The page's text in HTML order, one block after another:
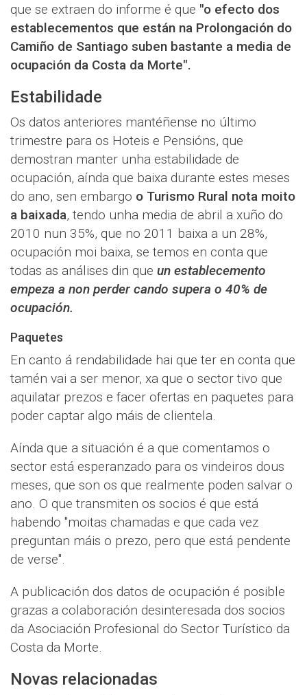
que se extraen do informe é que "o efecto dos
establecementos que están na Prolongación do
Camiño de Santiago suben bastante a media de
ocupación da Costa da Morte".
Estabilidade
Os datos anteriores mantéñense no último
trimestre para os Hoteis e Pensións, que
demostran manter unha estabilidade de
ocupación, aínda que baixa durante estes meses
do ano, sen embargo o Turismo Rural nota moito
a baixada, tendo unha media de abril a xuño do
2010 nun 35%, que no 2011 baixa a un 28%,
ocupación moi baixa, se temos en conta que
todas as análises din que un establecemento
empeza a non perder cando supera o 40% de
ocupación.
Paquetes
En canto á rendabilidade hai que ter en conta que
tamén vai a ser menor, xa que o sector tivo que
aquilatar prezos e facer ofertas en paquetes para
poder captar algo máis de clientela.
Aínda que a situación é a que comentamos o
sector está esperanzado para os vindeiros dous
meses, que son os que realmente poden salvar o
ano. O que transmiten os socios é que está
habendo "moitas chamadas e que cada vez
preguntan máis o prezo, pero que está pendente
de verse".
A publicación dos datos de ocupación é posible
grazas a colaboración desinteresada dos socios
da Asociación Profesional do Sector Turístico da
Costa da Morte.
Novas relacionadas